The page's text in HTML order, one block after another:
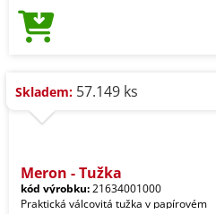
Skladem: 57.149 ks
Meron - Tužka
kód výrobku:21634001000
Praktická válcovitá tužka v papírovém